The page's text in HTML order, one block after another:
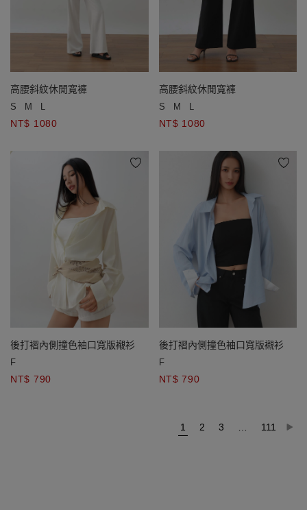
高腰斜紋休閒寬褲
S M L
NT$ 1080
高腰斜紋休閒寬褲
S M L
NT$ 1080
後打褶內側撞色袖口寬版襯衫
F
NT$ 790
後打褶內側撞色袖口寬版襯衫
F
NT$ 790
1 2 3 111